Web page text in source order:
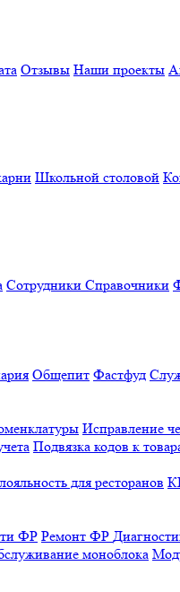
Отзывы Наши проекты
Школьной столовой
Сотрудники Справочники
Общепит Фастфуд
Исправление
Подвязка кодов к
для ресторанов
ФР Ремонт ФР
моноблока